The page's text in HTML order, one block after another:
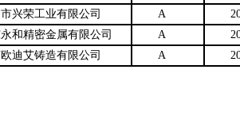
兴荣工业有限公司 A
和精密金属有限公司 A
迪艾铸造有限公司 A